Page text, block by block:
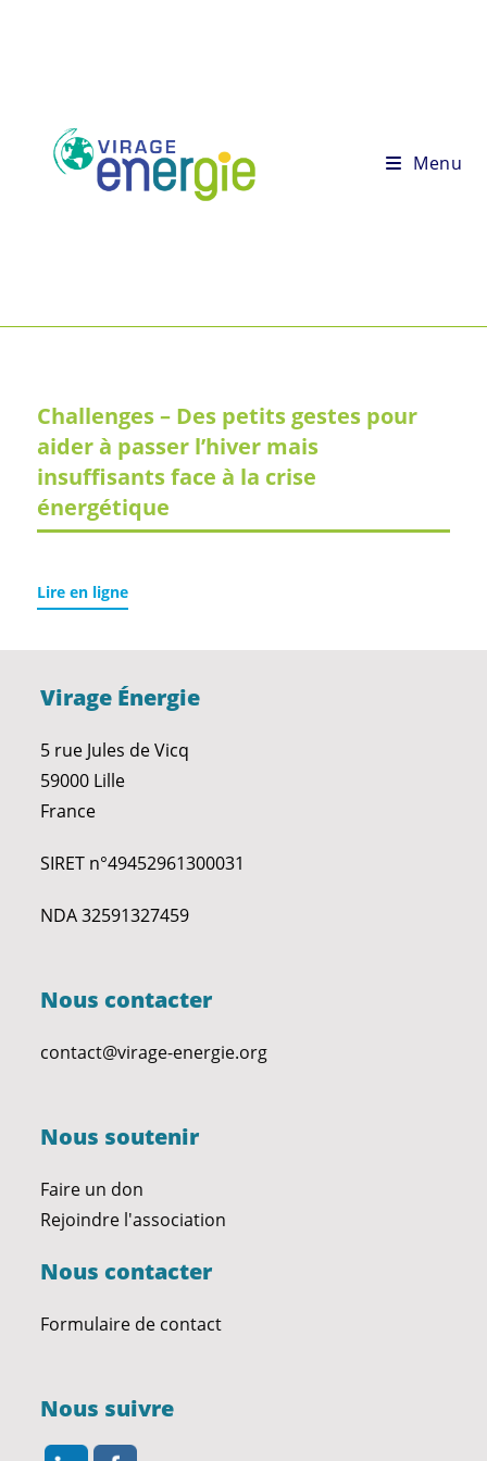
Menu
Challenges – Des petits gestes pour
aider à passer l’hiver mais
insuffisants face à la crise
énergétique
Lire en ligne
Virage Énergie
5 rue Jules de Vicq
59000 Lille
France
SIRET n°49452961300031
NDA 32591327459
Nous contacter
contact@virage-energie.org
Nous soutenir
Faire un don
Rejoindre l'association
Nous contacter
Formulaire de contact
Nous suivre